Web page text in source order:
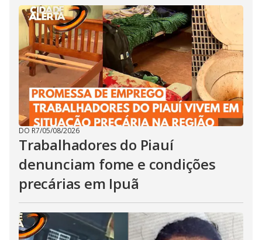
DO R7/05/08/2026
Trabalhadores do Piauí
denunciam fome e condições
precárias em Ipuã